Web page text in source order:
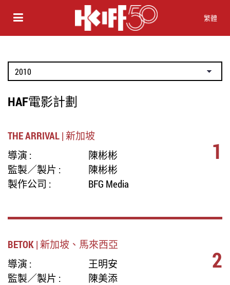
繁體
HAF電影計劃
THE ARRIVAL | 新加坡
導演 :
陳彬彬
監製／製片 :
陳彬彬
製作公司 :
BFG Media
1
BETOK | 新加坡、馬來西亞
導演 :
王明安
監製／製片 :
陳美添
2